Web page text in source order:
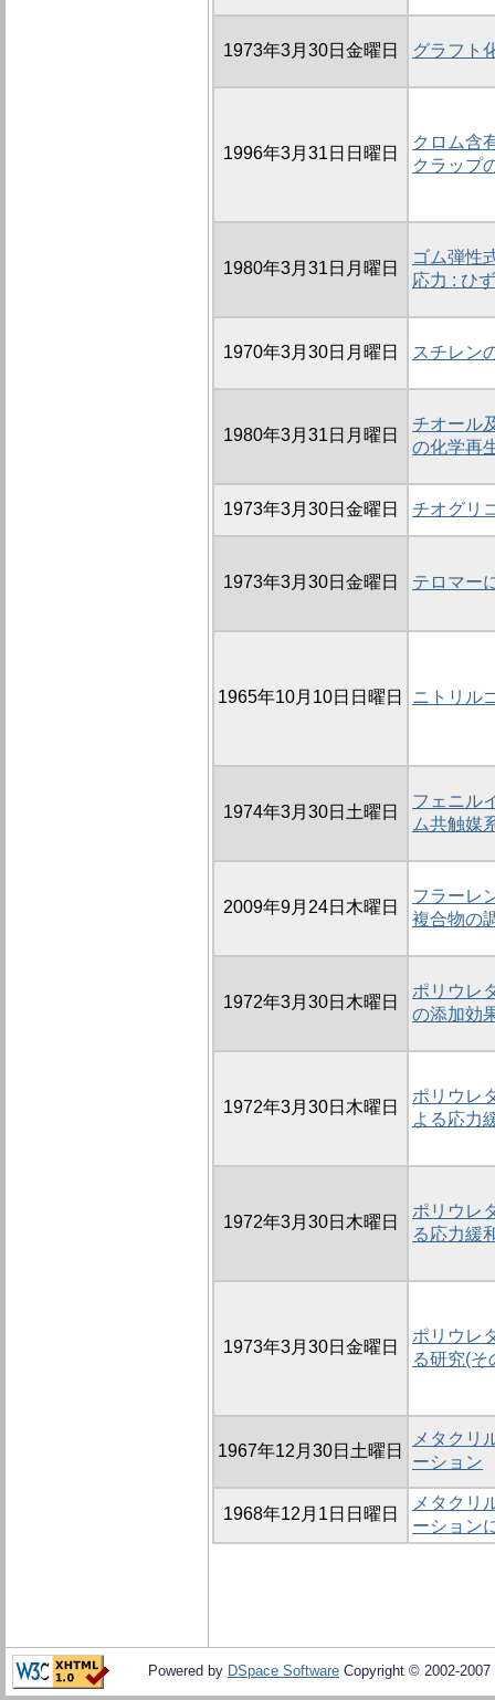
1973年3月30日金曜日 グラフト
1996年3月31日日曜日
クロム含
クラップ
1980年3月31日月曜日
ゴム弾性
応力 : ひ
1970年3月30日月曜日 スチレン
1980年3月31日月曜日
チオール
の化学再
1973年3月30日金曜日 チオグリ
1973年3月30日金曜日 テロマー
1965年10月10日日曜日 ニトリル
1974年3月30日土曜日
フェニル
ム共触媒
2009年9月24日木曜日
フラーレ
複合物の
1972年3月30日木曜日
ポリウレ
の添加効
1972年3月30日木曜日
ポリウレ
よる応力
1972年3月30日木曜日
ポリウレ
る応力緩
1973年3月30日金曜日
ポリウレ
る研究(そ
1967年12月30日土曜日
メタクリ
ーション
1968年12月1日日曜日
メタクリ
ーション
Powered by DSpace Software Copyright © 2002-2007